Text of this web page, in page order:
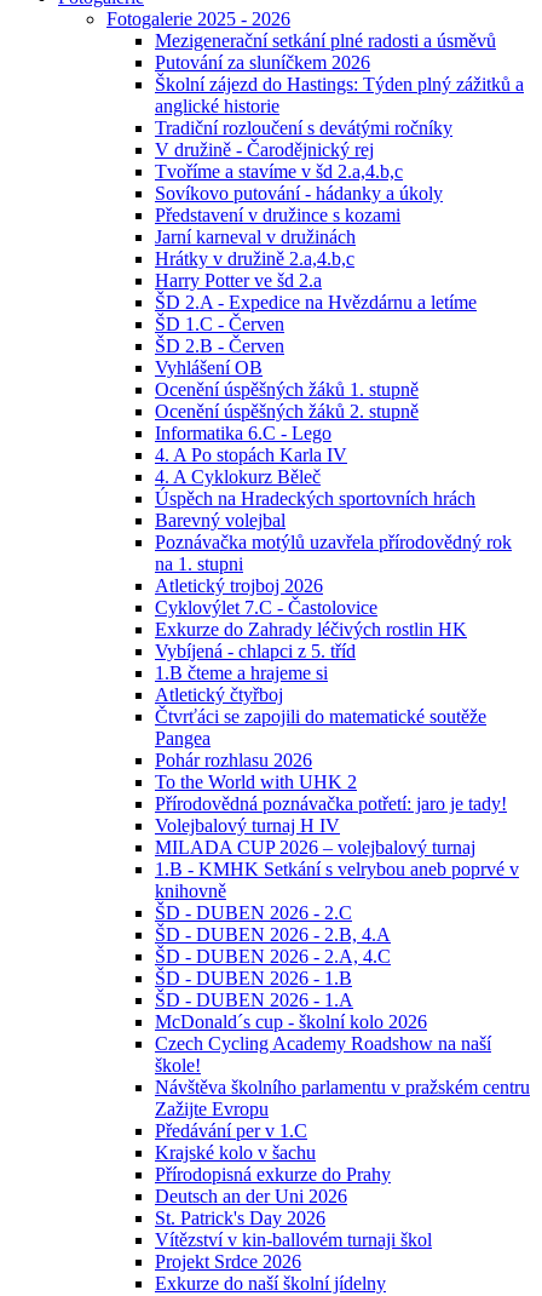
Fotogalerie 2025 - 2026
Mezigenerační setkání plné radosti a úsměvů
Putování za sluníčkem 2026
Školní zájezd do Hastings: Týden plný zážitků a
anglické historie
Tradiční rozloučení s devátými ročníky
V družině - Čarodějnický rej
Tvoříme a stavíme v šd 2.a,4.b,c
Sovíkovo putování - hádanky a úkoly
Představení v družince s kozami
Jarní karneval v družinách
Hrátky v družině 2.a,4.b,c
Harry Potter ve šd 2.a
ŠD 2.A - Expedice na Hvězdárnu a letíme
ŠD 1.C - Červen
ŠD 2.B - Červen
Vyhlášení OB
Ocenění úspěšných žáků 1. stupně
Ocenění úspěšných žáků 2. stupně
Informatika 6.C - Lego
4. A Po stopách Karla IV
4. A Cyklokurz Běleč
Úspěch na Hradeckých sportovních hrách
Barevný volejbal
Poznávačka motýlů uzavřela přírodovědný rok
na 1. stupni
Atletický trojboj 2026
Cyklovýlet 7.C - Častolovice
Exkurze do Zahrady léčivých rostlin HK
Vybíjená - chlapci z 5. tříd
1.B čteme a hrajeme si
Atletický čtyřboj
Čtvrťáci se zapojili do matematické soutěže
Pangea
Pohár rozhlasu 2026
To the World with UHK 2
Přírodovědná poznávačka potřetí: jaro je tady!
Volejbalový turnaj H IV
MILADA CUP 2026 – volejbalový turnaj
1.B - KMHK Setkání s velrybou aneb poprvé v
knihovně
ŠD - DUBEN 2026 - 2.C
ŠD - DUBEN 2026 - 2.B, 4.A
ŠD - DUBEN 2026 - 2.A, 4.C
ŠD - DUBEN 2026 - 1.B
ŠD - DUBEN 2026 - 1.A
McDonald´s cup - školní kolo 2026
Czech Cycling Academy Roadshow na naší
škole!
Návštěva školního parlamentu v pražském centru
Zažijte Evropu
Předávání per v 1.C
Krajské kolo v šachu
Přírodopisná exkurze do Prahy
Deutsch an der Uni 2026
St. Patrick's Day 2026
Vítězství v kin-ballovém turnaji škol
Projekt Srdce 2026
Exkurze do naší školní jídelny